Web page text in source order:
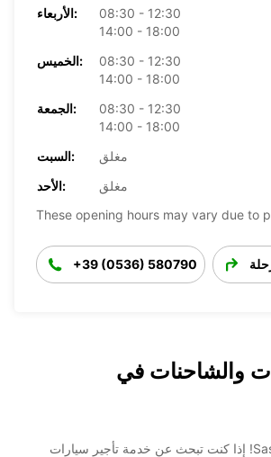
الأربعاء:
08:30 - 12:30
14:00 - 18:00
الخميس:
08:30 - 12:30
14:00 - 18:00
الجمعة:
08:30 - 12:30
14:00 - 18:00
السبت:
مغلق
الأحد:
مغلق
These opening hours may vary due to
+39 (0536) 580790
والشاحنات في
مرحبًا بكم في Sassuolo! إذا كنت تبحث عن خدمة تأجير سيارات